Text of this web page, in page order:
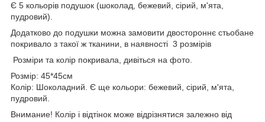
Є 5 кольорів подушок (шоколад, бежевий, сірий, м'ята,
пудровий).
Додатково до подушки можна замовити двостороннє стьобане
покривало з такої ж тканини, в наявності 3 розмірів
Розміри та колір покривала, дивіться на фото.
Розмір: 45*45см
Колір: Шоколадний. Є ще кольори: бежевий, сірий, м'ята,
пудровий.
Внимание! Колір і відтінок може відрізнятися залежно від